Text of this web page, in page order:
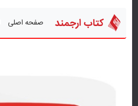
کتاب ارجمند صفحه اصلی